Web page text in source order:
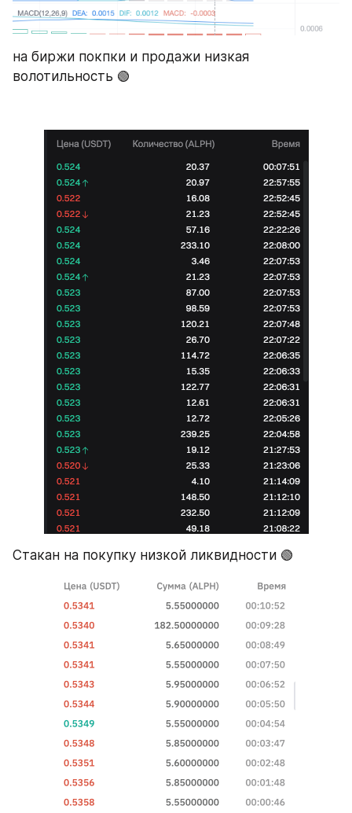
на биржи покпки и продажи низкая
волотильность 🟢
Стакан на покупку низкой ликвидности 🟢